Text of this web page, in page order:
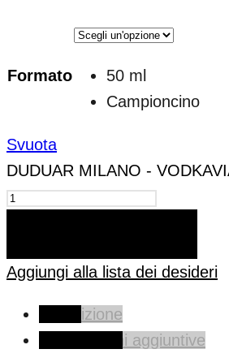
Formato
50 ml
Campioncino
Svuota
DUDUAR MILANO -
Aggiungi alla lista dei desideri
Descrizione
Informazioni aggiuntive